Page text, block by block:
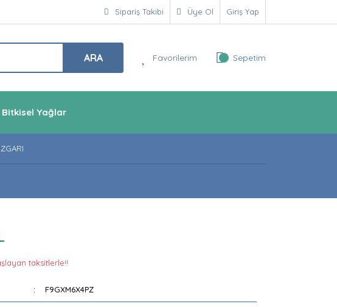
Sipariş Takibi Üye Ol Giriş Yap
ARA Favorilerim Sepetim
Bitkisel Yağlar
taksitlerle!!
F9GXM6X4PZ